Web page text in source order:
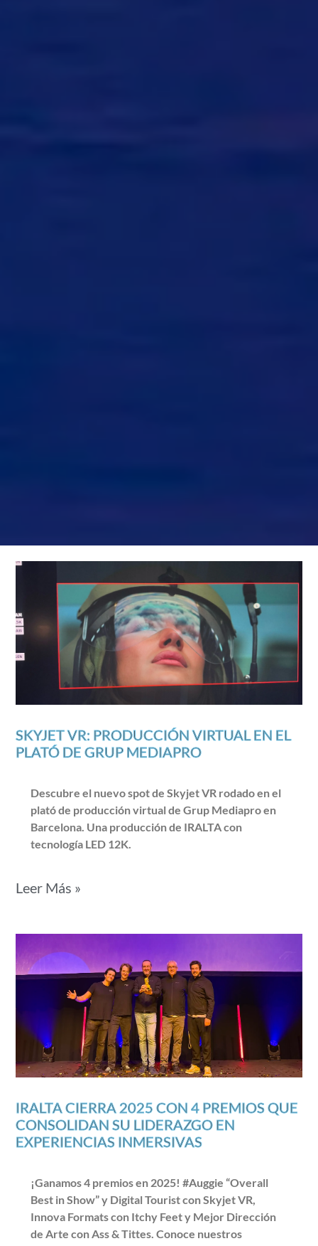
SKYJET VR: PRODUCCIÓN VIRTUAL EN EL
PLATÓ DE GRUP MEDIAPRO
Descubre el nuevo spot de Skyjet VR rodado en el
plató de producción virtual de Grup Mediapro en
Barcelona. Una producción de IRALTA con
tecnología LED 12K.
Leer Más »
IRALTA CIERRA 2025 CON 4 PREMIOS QUE
CONSOLIDAN SU LIDERAZGO EN
EXPERIENCIAS INMERSIVAS
¡Ganamos 4 premios en 2025! #Auggie “Overall
Best in Show” y Digital Tourist con Skyjet VR,
Innova Formats con Itchy Feet y Mejor Dirección
de Arte con Ass & Tittes. Conoce nuestros